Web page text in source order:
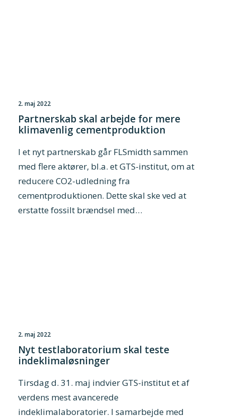
2. maj 2022
Partnerskab skal arbejde for mere
klimavenlig cementproduktion
I et nyt partnerskab går FLSmidth sammen
med flere aktører, bl.a. et GTS-institut, om at
reducere CO2-udledning fra
cementproduktionen. Dette skal ske ved at
erstatte fossilt brændsel med…
2. maj 2022
Nyt testlaboratorium skal teste
indeklimaløsninger
Tirsdag d. 31. maj indvier GTS-institut et af
verdens mest avancerede
indeklimalaboratorier. I samarbejde med